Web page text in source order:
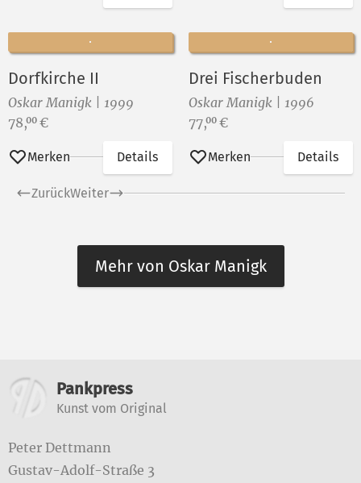
Dorfkirche II
Oskar Manigk | 1999
Preis:
78,00 €
Merken Details
Drei Fischerbuden
Oskar Manigk | 1996
Preis:
77,00 €
Merken Details
ZurückWeiter
Mehr von Oskar Manigk
Weitere Informationen
Pankpress
Kunst vom Original
Peter Dettmann
Gustav-Adolf-Straße 3